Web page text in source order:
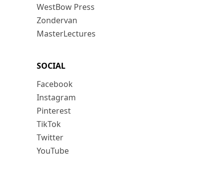
WestBow Press
Zondervan
MasterLectures
SOCIAL
Facebook
Instagram
Pinterest
TikTok
Twitter
YouTube